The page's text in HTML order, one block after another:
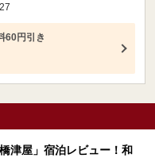
60円引き
津屋」宿泊レビュー！和